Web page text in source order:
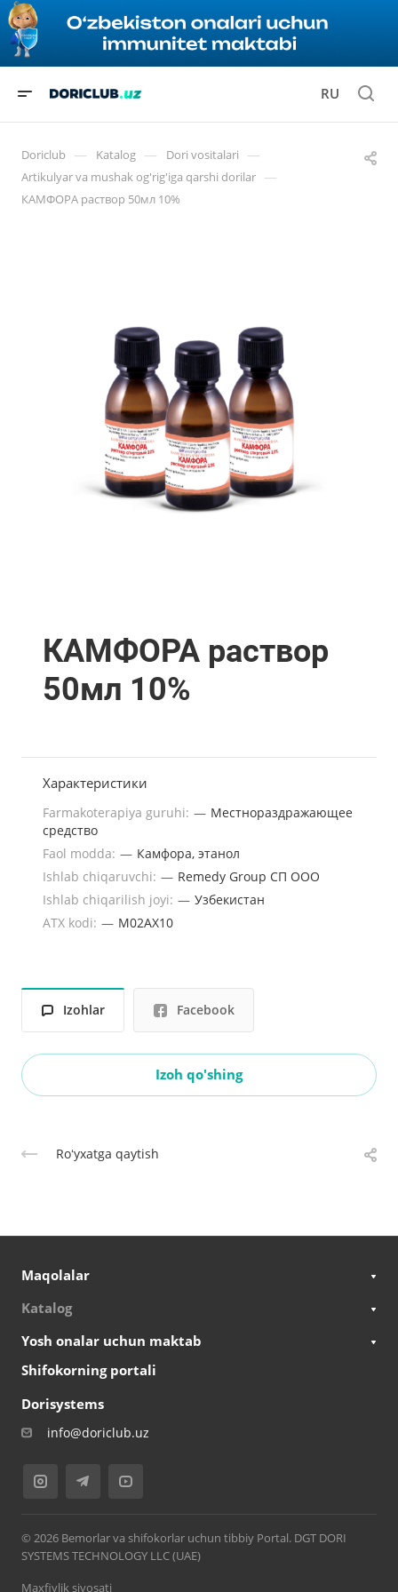
RU
Doriclub — Katalog — Dori vositalari —
Artikulyar va mushak og'rig'iga qarshi dorilar —
КАМФОРА раствор 50мл 10%
КАМФОРА раствор
50мл 10%
Характеристики
Farmakoterapiya guruhi: — Местнораздражающее
средство
Faol modda: — Камфора, этанол
Ishlab chiqaruvchi: — Remedy Group СП OOO
Ishlab chiqarilish joyi: — Узбекистан
ATX kodi: — M02AX10
Izohlar Facebook
Izoh qo'shing
Roʻyxatga qaytish
Maqolalar
Katalog
Yosh onalar uchun maktab
Shifokorning portali
Dorisystems
info@doriclub.uz
© 2026 Bemorlar va shifokorlar uchun tibbiy Portal. DGT DORI
SYSTEMS TECHNOLOGY LLC (UAE)
Maxfiylik siyosati